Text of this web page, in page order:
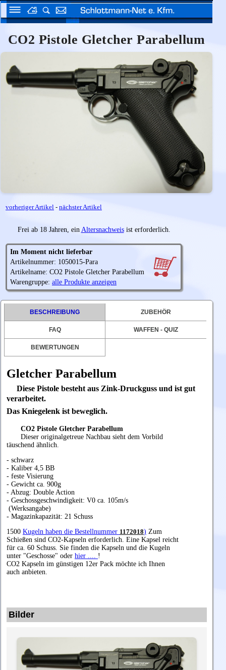
CO2 Pistole Gletcher Parabellum
vorheriger Artikel - nächster Artikel
Frei ab 18 Jahren, ein Altersnachweisist erforderlich.
Im Moment nicht lieferbar
Artikelnummer: 1050015-Para
Artikelname: CO2 Pistole Gletcher Parabellum
Warengruppe: alle Produkte anzeigen
BESCHREIBUNG ZUBEHÖR
FAQ WAFFEN - QUIZ
BEWERTUNGEN
Gletcher Parabellum
Diese Pistole besteht aus Zink-Druckguss und ist gut
verarbeitet.
Das Kniegelenk ist beweglich.
CO2 Pistole Gletcher Parabellum
Dieser originalgetreue Nachbau sieht dem Vorbild
täuschend ähnlich.
- schwarz
- Kaliber 4,5 BB
- feste Visierung
- Gewicht ca. 900g
- Abzug: Double Action
- Geschossgeschwindigkeit: V0 ca. 105m/s
(Werksangabe)
- Magazinkapazität: 21 Schuss
1500 Kugeln haben die Bestellnummer 1172018) Zum
Schießen sind CO2-Kapseln erforderlich. Eine Kapsel reicht
für ca. 60 Schuss. Sie finden die Kapseln und die Kugeln
unter "Geschosse" oder hier .... !
CO2 Kapseln im günstigen 12er Pack möchte ich Ihnen
auch anbieten.
Bilder